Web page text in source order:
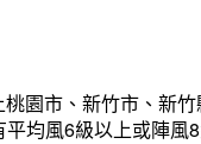
園市、新竹市、新
均風6級以上或陣